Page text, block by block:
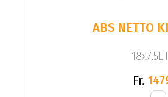
ABS NETTO
Fr.